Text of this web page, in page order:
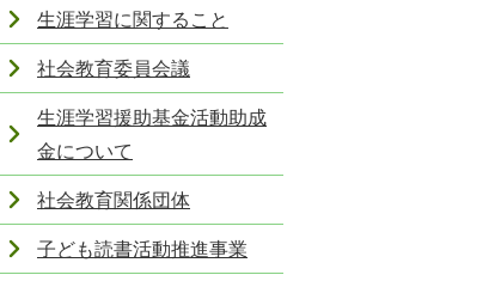
生涯学習に関すること
社会教育委員会議
生涯学習援助基金活動助成
金について
社会教育関係団体
子ども読書活動推進事業